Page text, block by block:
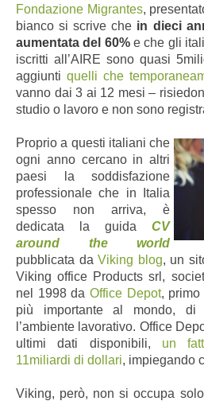
Fondazione Migrantes,
bianco si scrive che in dieci
aumentata del 60%e che gli
iscritti all’AIRE sono quasi
aggiuntiquelli che
vanno dai 3 ai 12 mesi –
studio o lavoro e non sono
Proprio a questi italiani che
ogni anno cercano in altri
paesi la soddisfazione
professionale che in Italia
spesso non arriva, è
dedicata la guida CV
around the world
pubblicata daViking blog, un
Viking office Products srl,
nel 1998 da Office Depot, primo
più importante al mondo,
l’ambiente lavorativo. Office
ultimi dati disponibili, un
11miliardi di dollari, impiegando
Viking, però, non si occupa